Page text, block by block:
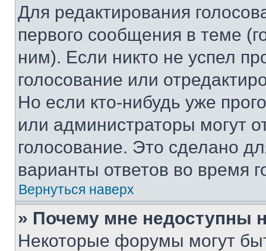
Для редактирования
первого сообщения в теме
ним). Если никто не успел
голосование или
Но если кто-нибудь уже
или администраторы могут
голосование. Это сделано
варианты ответов во время
Вернуться наверх
» Почему мне недоступны
Некоторые форумы могут